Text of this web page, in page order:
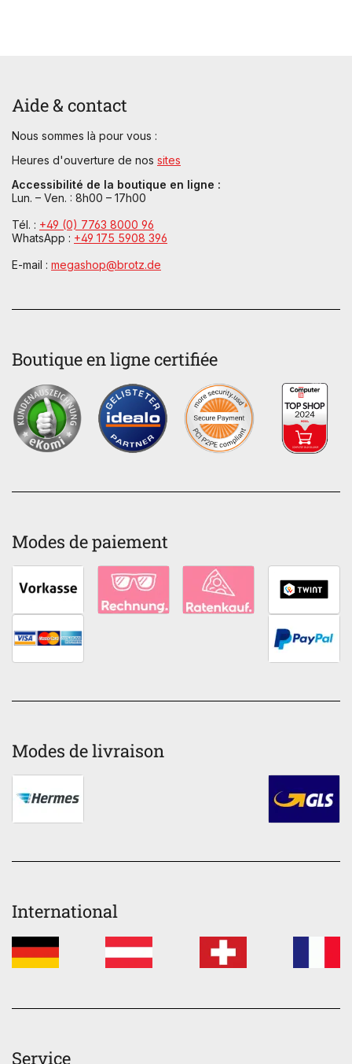
Aide & contact
Nous sommes là pour vous :
Heures d'ouverture de nos sites
Accessibilité de la boutique en ligne :
Lun. – Ven. : 8h00 – 17h00
Tél. : +49 (0) 7763 8000 96
WhatsApp : +49 175 5908 396
E-mail : megashop@brotz.de
Boutique en ligne certifiée
Modes de paiement
Modes de livraison
International
Service